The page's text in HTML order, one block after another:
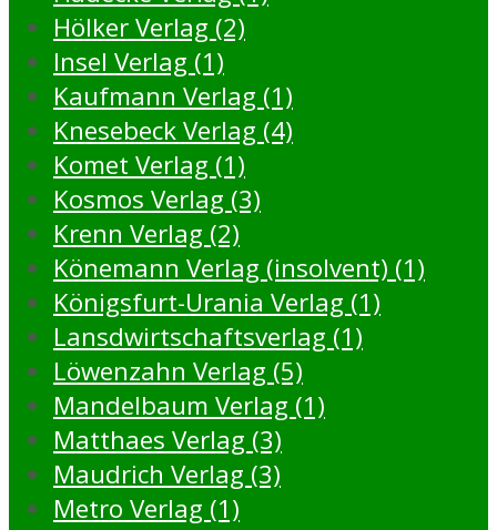
Hölker Verlag (2)
Insel Verlag (1)
Kaufmann Verlag (1)
Knesebeck Verlag (4)
Komet Verlag (1)
Kosmos Verlag (3)
Krenn Verlag (2)
Könemann Verlag (insolvent) (1)
Königsfurt-Urania Verlag (1)
Lansdwirtschaftsverlag (1)
Löwenzahn Verlag (5)
Mandelbaum Verlag (1)
Matthaes Verlag (3)
Maudrich Verlag (3)
Metro Verlag (1)